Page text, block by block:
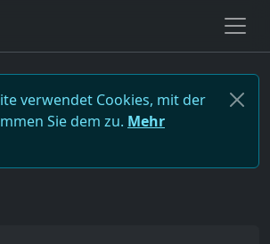
verwendet Cookies, mit der
Sie dem zu. Mehr